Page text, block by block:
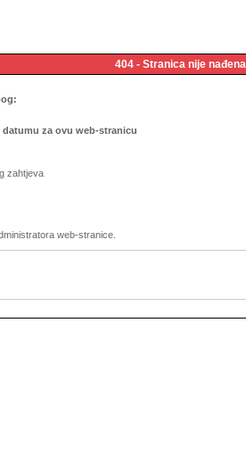
404 - Stranica nije
za ovu web-stranicu
zahtjeva
web-stranice.